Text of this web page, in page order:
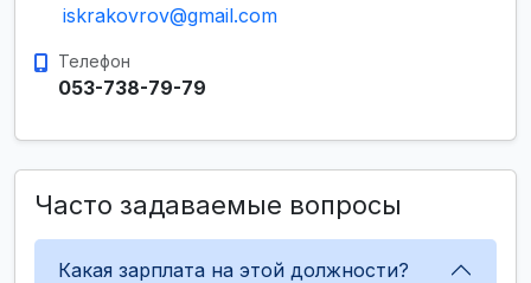
iskrakovrov@gmail.com
Телефон
053-738-79-79
Часто задаваемые вопросы
Какая зарплата на этой должности?